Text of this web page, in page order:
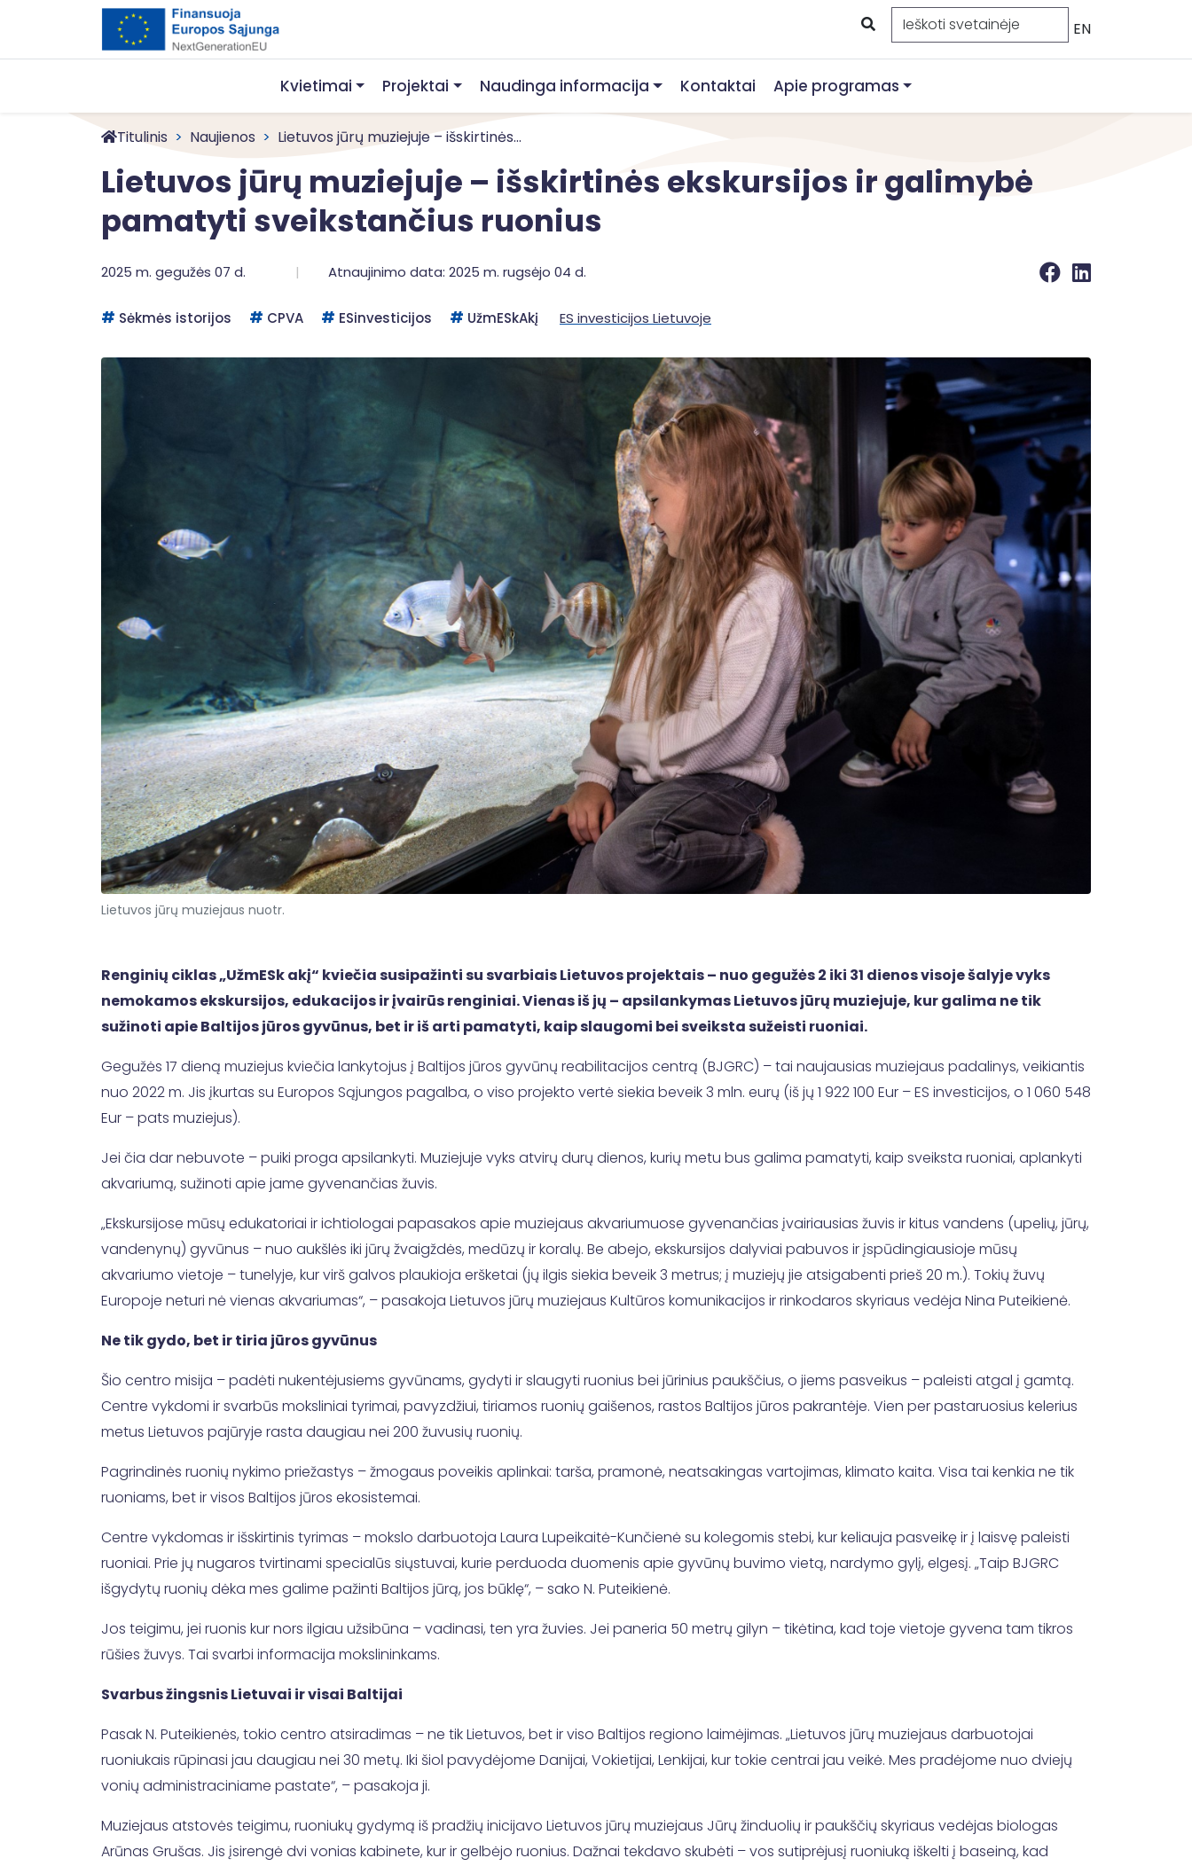
EN
Kvietimai Projektai Naudinga informacija Kontaktai Apie programas
Titulinis Naujienos Lietuvos jūrų muziejuje – išskirtinės...
Lietuvos jūrų muziejuje – išskirtinės ekskursijos ir galimybė
pamatyti sveikstančius ruonius
2025 m. gegužės 07 d. Atnaujinimo data: 2025 m. rugsėjo 04 d.
Sėkmės istorijos CPVA ESinvesticijos UžmESkAkį ES investicijos Lietuvoje
Lietuvos jūrų muziejaus nuotr.
Renginių ciklas „UžmESk akį“ kviečia susipažinti su svarbiais Lietuvos projektais – nuo gegužės 2 iki 31 dienos visoje šalyje vyks
nemokamos ekskursijos, edukacijos ir įvairūs renginiai. Vienas iš jų – apsilankymas Lietuvos jūrų muziejuje, kur galima ne tik
sužinoti apie Baltijos jūros gyvūnus, bet ir iš arti pamatyti, kaip slaugomi bei sveiksta sužeisti ruoniai.
Gegužės 17 dieną muziejus kviečia lankytojus į Baltijos jūros gyvūnų reabilitacijos centrą (BJGRC) – tai naujausias muziejaus padalinys, veikiantis
nuo 2022 m. Jis įkurtas su Europos Sąjungos pagalba, o viso projekto vertė siekia beveik 3 mln. eurų (iš jų 1 922 100 Eur – ES investicijos, o 1 060 548
Eur – pats muziejus).
Jei čia dar nebuvote – puiki proga apsilankyti. Muziejuje vyks atvirų durų dienos, kurių metu bus galima pamatyti, kaip sveiksta ruoniai, aplankyti
akvariumą, sužinoti apie jame gyvenančias žuvis.
„Ekskursijose mūsų edukatoriai ir ichtiologai papasakos apie muziejaus akvariumuose gyvenančias įvairiausias žuvis ir kitus vandens (upelių, jūrų,
vandenynų) gyvūnus – nuo aukšlės iki jūrų žvaigždės, medūzų ir koralų. Be abejo, ekskursijos dalyviai pabuvos ir įspūdingiausioje mūsų
akvariumo vietoje – tunelyje, kur virš galvos plaukioja eršketai (jų ilgis siekia beveik 3 metrus; į muziejų jie atsigabenti prieš 20 m.). Tokių žuvų
Europoje neturi nė vienas akvariumas“, – pasakoja Lietuvos jūrų muziejaus Kultūros komunikacijos ir rinkodaros skyriaus vedėja Nina Puteikienė.
Ne tik gydo, bet ir tiria jūros gyvūnus
Šio centro misija – padėti nukentėjusiems gyvūnams, gydyti ir slaugyti ruonius bei jūrinius paukščius, o jiems pasveikus – paleisti atgal į gamtą.
Centre vykdomi ir svarbūs moksliniai tyrimai, pavyzdžiui, tiriamos ruonių gaišenos, rastos Baltijos jūros pakrantėje. Vien per pastaruosius kelerius
metus Lietuvos pajūryje rasta daugiau nei 200 žuvusių ruonių.
Pagrindinės ruonių nykimo priežastys – žmogaus poveikis aplinkai: tarša, pramonė, neatsakingas vartojimas, klimato kaita. Visa tai kenkia ne tik
ruoniams, bet ir visos Baltijos jūros ekosistemai.
Centre vykdomas ir išskirtinis tyrimas – mokslo darbuotoja Laura Lupeikaitė-Kunčienė su kolegomis stebi, kur keliauja pasveikę ir į laisvę paleisti
ruoniai. Prie jų nugaros tvirtinami specialūs siųstuvai, kurie perduoda duomenis apie gyvūnų buvimo vietą, nardymo gylį, elgesį. „Taip BJGRC
išgydytų ruonių dėka mes galime pažinti Baltijos jūrą, jos būklę“, – sako N. Puteikienė.
Jos teigimu, jei ruonis kur nors ilgiau užsibūna – vadinasi, ten yra žuvies. Jei paneria 50 metrų gilyn – tikėtina, kad toje vietoje gyvena tam tikros
rūšies žuvys. Tai svarbi informacija mokslininkams.
Svarbus žingsnis Lietuvai ir visai Baltijai
Pasak N. Puteikienės, tokio centro atsiradimas – ne tik Lietuvos, bet ir viso Baltijos regiono laimėjimas. „Lietuvos jūrų muziejaus darbuotojai
ruoniukais rūpinasi jau daugiau nei 30 metų. Iki šiol pavydėjome Danijai, Vokietijai, Lenkijai, kur tokie centrai jau veikė. Mes pradėjome nuo dviejų
vonių administraciniame pastate“, – pasakoja ji.
Muziejaus atstovės teigimu, ruoniukų gydymą iš pradžių inicijavo Lietuvos jūrų muziejaus Jūrų žinduolių ir paukščių skyriaus vedėjas biologas
Arūnas Grušas. Jis įsirengė dvi vonias kabinete, kur ir gelbėjo ruonius. Dažnai tekdavo skubėti – vos sutiprėjusį ruoniuką iškelti į baseiną, kad